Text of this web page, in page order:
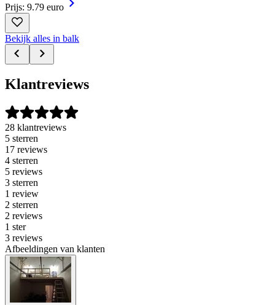
Prijs: 9.79 euro
Bekijk alles in balk
Klantreviews
28 klantreviews
5 sterren
17 reviews
4 sterren
5 reviews
3 sterren
1 review
2 sterren
2 reviews
1 ster
3 reviews
Afbeeldingen van klanten